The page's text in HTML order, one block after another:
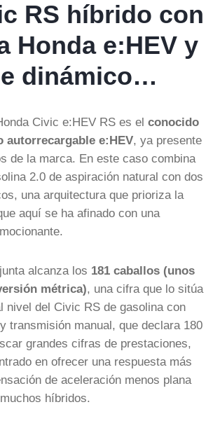
RS híbrido con
Honda e:HEV y
dinámico…
Civic e:HEV RS es el conocido
autorrecargable e:HEV, ya presente
de la marca. En este caso combina
2.0 de aspiración natural con dos
una arquitectura que prioriza la
aquí se ha afinado con una
alcanza los 181 caballos (unos
métrica), una cifra que lo sitúa
nivel del Civic RS de gasolina con
transmisión manual, que declara 180
grandes cifras de prestaciones,
en ofrecer una respuesta más
de aceleración menos plana
híbridos.